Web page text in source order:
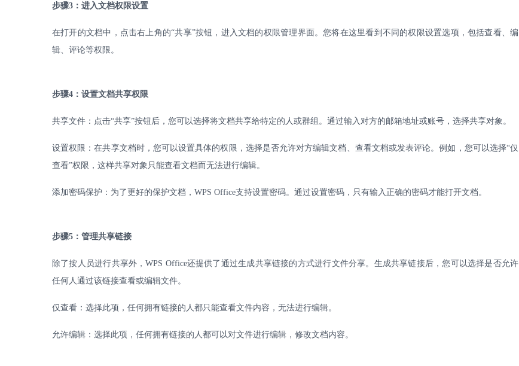
步骤3 ：进入文档权限设置
在打开的文档中，点击右上角的“共享”按钮，进入文档的权限管理界面。您将在这里看到不同的权限设置选项，包括查看、编
辑、评论等权限。
步骤4 ：设置文档共享权限
共享文件：点击“共享”按钮后，您可以选择将文档共享给特定的人或群组。通过输入对方的邮箱地址或账号，选择共享对象。
设置权限：在共享文档时，您可以设置具体的权限，选择是否允许对方编辑文档、查看文档或发表评论。例如，您可以选择“仅
查看”权限，这样共享对象只能查看文档而无法进行编辑。
添加密码保护：为了更好的保护文档， WPS Office支持设置密码。通过设置密码，只有输入正确的密码才能打开文档。
步骤5 ：管理共享链接
除了按人员进行共享外，WPS Office还提供了通过生成共享链接的方式进行文件分享。生成共享链接后，您可以选择是否允许
任何人通过该链接查看或编辑文件。
仅查看：选择此项，任何拥有链接的人都只能查看文件内容，无法进行编辑。
允许编辑：选择此项，任何拥有链接的人都可以对文件进行编辑，修改文档内容。